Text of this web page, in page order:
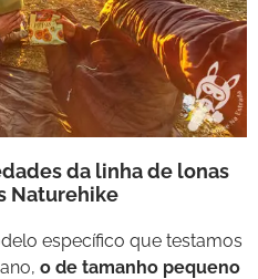
da linha de lonas
Naturehike
específico que testamos
o de tamanho pequeno